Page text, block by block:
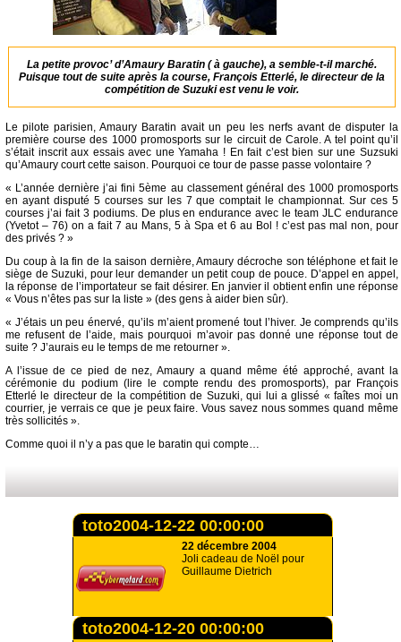
La petite provoc’ d’Amaury Baratin ( à gauche), a semble-t-il marché.
Puisque tout de suite après la course, François Etterlé, le directeur de la
compétition de Suzuki est venu le voir.
Le pilote parisien, Amaury Baratin avait un peu les nerfs avant de disputer la
première course des 1000 promosports sur le circuit de Carole. A tel point qu’il
s’était inscrit aux essais avec une Yamaha ! En fait c’est bien sur une Suzsuki
qu’Amaury court cette saison. Pourquoi ce tour de passe passe volontaire ?
« L’année dernière j’ai fini 5ème au classement général des 1000 promosports
en ayant disputé 5 courses sur les 7 que comptait le championnat. Sur ces 5
courses j’ai fait 3 podiums. De plus en endurance avec le team JLC endurance
(Yvetot – 76) on a fait 7 au Mans, 5 à Spa et 6 au Bol ! c’est pas mal non, pour
des privés ? »
Du coup à la fin de la saison dernière, Amaury décroche son téléphone et fait le
siège de Suzuki, pour leur demander un petit coup de pouce. D’appel en appel,
la réponse de l’importateur se fait désirer. En janvier il obtient enfin une réponse
« Vous n’êtes pas sur la liste » (des gens à aider bien sûr).
« J’étais un peu énervé, qu’ils m’aient promené tout l’hiver. Je comprends qu’ils
me refusent de l’aide, mais pourquoi m’avoir pas donné une réponse tout de
suite ? J’aurais eu le temps de me retourner ».
A l’issue de ce pied de nez, Amaury a quand même été approché, avant la
cérémonie du podium (lire le compte rendu des promosports), par François
Etterlé le directeur de la compétition de Suzuki, qui lui a glissé « faîtes moi un
courrier, je verrais ce que je peux faire. Vous savez nous sommes quand même
très sollicités ».
Comme quoi il n’y a pas que le baratin qui compte…
toto2004-12-22 00:00:00
22 décembre 2004
Joli cadeau de Noël pour
Guillaume Dietrich
toto2004-12-20 00:00:00